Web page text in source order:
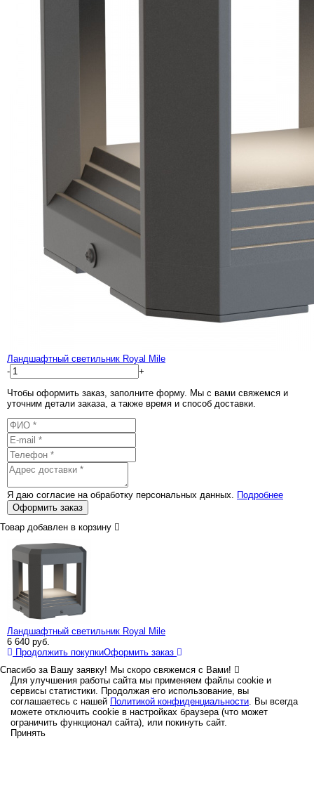
Ландшафтный светильник Royal Mile
-
+
Чтобы оформить заказ, заполните форму. Мы с вами свяжемся и
уточним детали заказа, а также время и способ доставки.
Я даю согласие на обработку персональных данных. Подробнее
Оформить заказ
Товар добавлен в корзину
Ландшафтный светильник Royal Mile
6 640 руб.
Продолжить покупкиОформить заказ
Спасибо за Вашу заявку! Мы скоро свяжемся с Вами!
Для улучшения работы сайта мы применяем файлы cookie и
сервисы статистики. Продолжая его использование, вы
соглашаетесь с нашей Политикой конфиденциальности. Вы всегда
можете отключить cookie в настройках браузера (что может
ограничить функционал сайта), или покинуть сайт.
Принять